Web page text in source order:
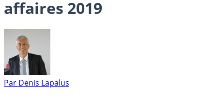
affaires 2019
Par Denis Lapalus